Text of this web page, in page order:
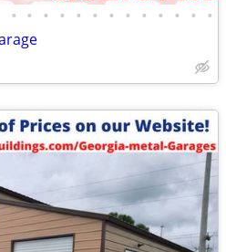
• • • • • • • • • • • • •